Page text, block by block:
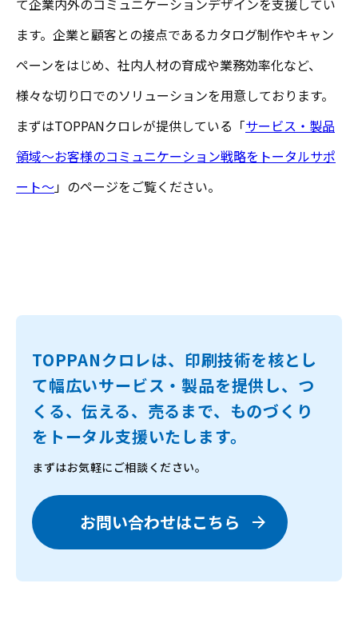
て企業内外のコミュニケーションデザインを支援してい
ます。企業と顧客との接点であるカタログ制作やキャン
ペーンをはじめ、社内人材の育成や業務効率化など、
様々な切り口でのソリューションを用意しております。
まずはTOPPANクロレが提供している「サービス・製品
領域～お客様のコミュニケーション戦略をトータルサポ
ート～」のページをご覧ください。
TOPPANクロレは、印刷技術を核とし
て幅広いサービス・製品を提供し、 つ
くる、伝える、売るまで、ものづくり
をトータル支援いたします。
まずはお気軽にご相談ください。
お問い合わせはこちら